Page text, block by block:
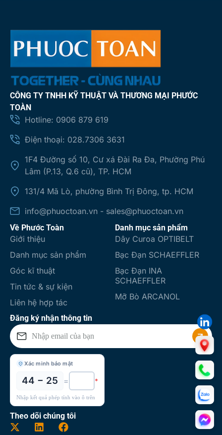
CÔNG TY TNHH KỸ THUẬT VÀ THƯƠNG MẠI PHƯỚC
TOÀN
Hotline: 0906 879 619
Điện thoại: 028.7306 3631
1F4 Đường số 10, Cư xá Đài Ra Đa, Phường Phú
Lâm (P.13, Q.6 cũ), TP. HCM
131/4 Mã Lò, phường Bình Trị Đông, tp. HCM
info@phuoctoan.vn - sales@phuoctoan.vn
Về Phước Toàn
Giới thiệu
Danh mục sản phẩm
Góc kĩ thuật
Tin tức & sự kiện
Liên hệ hợp tác
Danh mục sản phẩm
Dây Curoa OPTIBELT
Bạc Đạn SCHAEFFLER
Bạc Đạn INA
SCHAEFFLER
Mỡ Bò ARCANOL
Đăng ký nhận thông tin
Xác minh bảo mật
44 − 25 = *
Nhập kết quả phép tính vào ô trên
Theo dõi chúng tôi